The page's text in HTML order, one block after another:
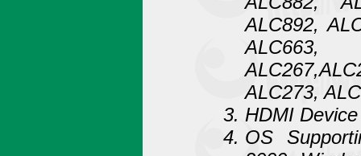
ALC892,
ALC663,
ALC273,
HDMI
OS